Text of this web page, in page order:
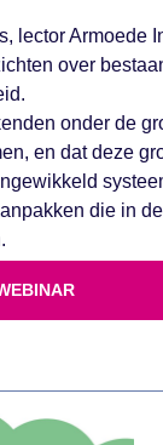
lector Armoede
over
onder de
en dat deze
die in